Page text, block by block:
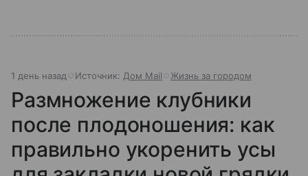
1 день назад Источник: Дом Mail Жизнь за городом
Размножение клубники
после плодоношения: как
правильно укоренить усы